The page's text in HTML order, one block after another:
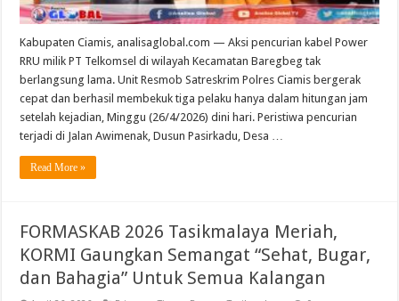
Kabupaten Ciamis, analisaglobal.com — Aksi pencurian kabel Power
RRU milik PT Telkomsel di wilayah Kecamatan Baregbeg tak
berlangsung lama. Unit Resmob Satreskrim Polres Ciamis bergerak
cepat dan berhasil membekuk tiga pelaku hanya dalam hitungan jam
setelah kejadian, Minggu (26/4/2026) dini hari. Peristiwa pencurian
terjadi di Jalan Awimenak, Dusun Pasirkadu, Desa …
Read More »
FORMASKAB 2026 Tasikmalaya Meriah,
KORMI Gaungkan Semangat “Sehat, Bugar,
dan Bahagia” Untuk Semua Kalangan